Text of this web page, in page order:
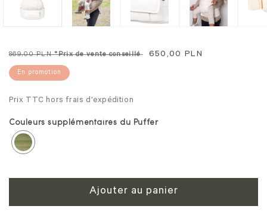
fenêtre
modale
Prix
normal
869,00 PLN*Prix de vente conseillé
Prix
650,00 PLN
En promotion
Prix TTC hors frais d'expédition
Couleurs supplémentaires du Puffer
Ajouter au panier